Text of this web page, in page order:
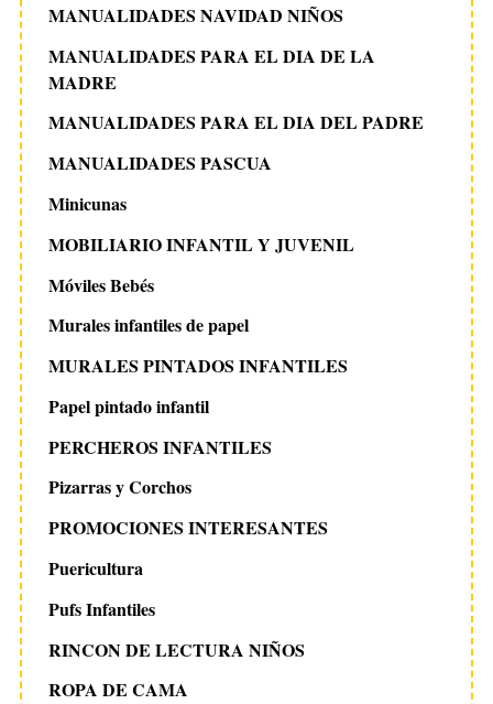
MANUALIDADES NAVIDAD NIÑOS
MANUALIDADES PARA EL DIA DE LA
MADRE
MANUALIDADES PARA EL DIA DEL PADRE
MANUALIDADES PASCUA
Minicunas
MOBILIARIO INFANTIL Y JUVENIL
Móviles Bebés
Murales infantiles de papel
MURALES PINTADOS INFANTILES
Papel pintado infantil
PERCHEROS INFANTILES
Pizarras y Corchos
PROMOCIONES INTERESANTES
Puericultura
Pufs Infantiles
RINCON DE LECTURA NIÑOS
ROPA DE CAMA